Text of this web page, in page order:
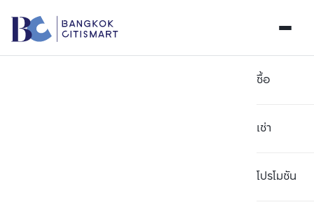
ซื้อ
เช่า
โปรโมชัน